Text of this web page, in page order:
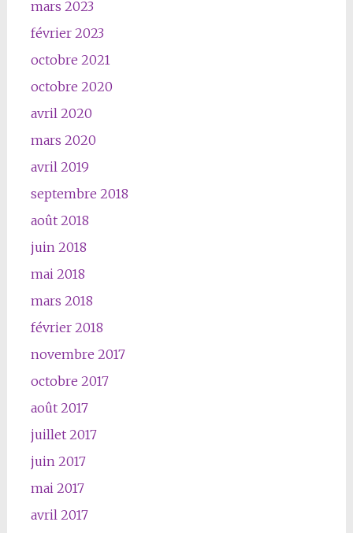
mars 2023
février 2023
octobre 2021
octobre 2020
avril 2020
mars 2020
avril 2019
septembre 2018
août 2018
juin 2018
mai 2018
mars 2018
février 2018
novembre 2017
octobre 2017
août 2017
juillet 2017
juin 2017
mai 2017
avril 2017